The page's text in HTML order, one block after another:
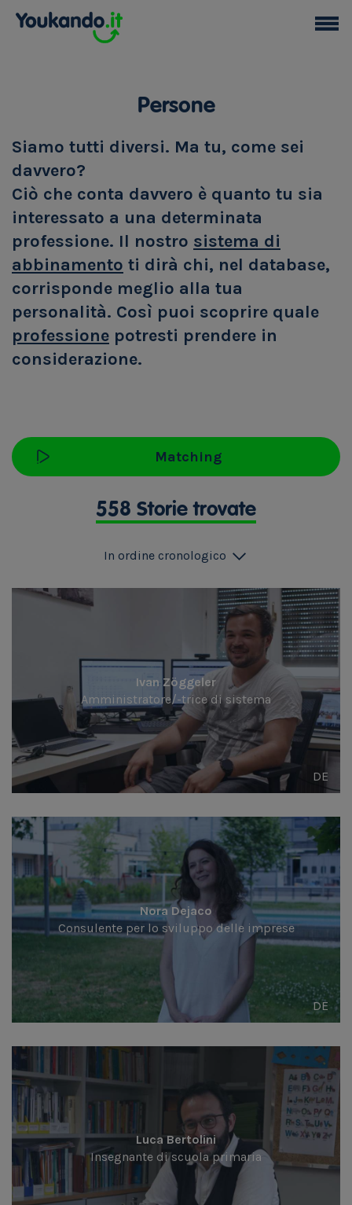
Persone
Siamo tutti diversi. Ma tu, come sei
davvero?
Ciò che conta davvero è quanto tu sia
interessato a una determinata
professione. Il nostro sistema di
abbinamento ti dirà chi, nel database,
corrisponde meglio alla tua
personalità. Così puoi scoprire quale
professione potresti prendere in
considerazione.
Matching
558 Storie trovate
In ordine cronologico
Ivan Zöggeler
Amministratore/-trice di sistema
DE
Nora Dejaco
Consulente per lo sviluppo delle imprese
DE
Luca Bertolini
Insegnante di scuola primaria